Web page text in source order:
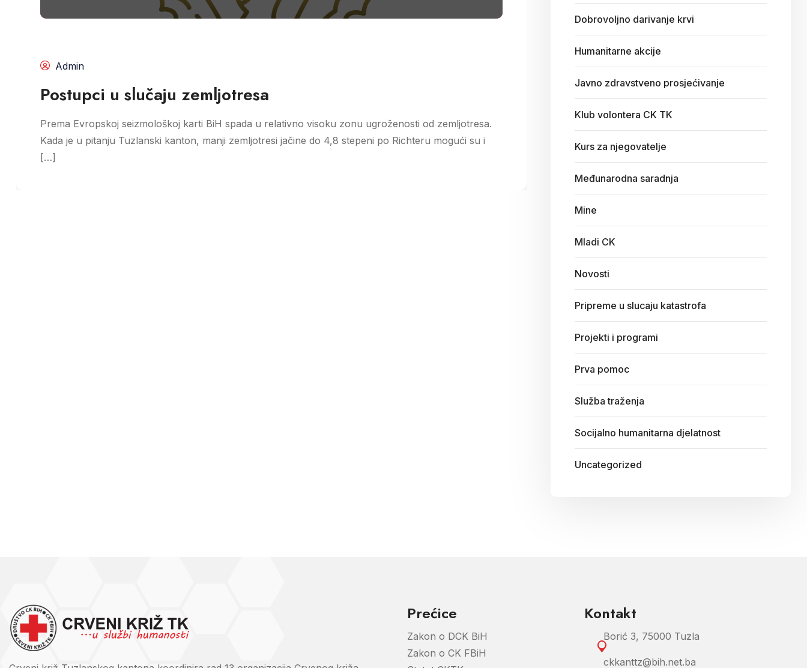
Dobrovoljno darivanje krvi
Humanitarne akcije
Javno zdravstveno prosjećivanje
Klub volontera CK TK
Kurs za njegovatelje
Međunarodna saradnja
Mine
Mladi CK
Novosti
Pripreme u slucaju katastrofa
Projekti i programi
Prva pomoc
Služba traženja
Socijalno humanitarna djelatnost
Uncategorized
Admin
Postupci u slučaju zemljotresa
Prema Evropskoj seizmološkoj karti BiH spada u relativno visoku zonu ugroženosti od zemljotresa.
Kada je u pitanju Tuzlanski kanton, manji zemljotresi jačine do 4,8 stepeni po Richteru mogući su i
[…]
Prećice
Zakon o DCK BiH
Zakon o CK FBiH
Kontakt
Borić 3, 75000 Tuzla
ckkanttz@bih.net.ba